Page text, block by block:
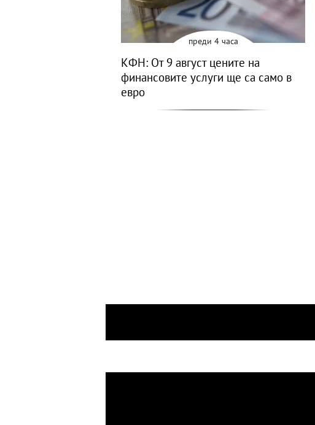
преди 4 часа
КФН: От 9 август цените на
финансовите услуги ще са само в
евро